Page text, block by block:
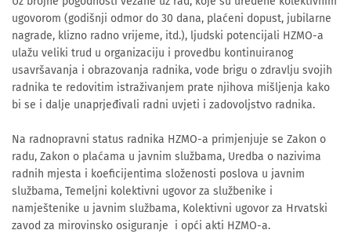
ugovorom (godišnji odmor do 30 dana, plaćeni dopust, jubilarne
nagrade, klizno radno vrijeme, itd.), ljudski potencijali HZMO-a
ulažu veliki trud u organizaciju i provedbu kontinuiranog
usavršavanja i obrazovanja radnika, vode brigu o zdravlju svojih
radnika te redovitim istraživanjem prate njihova mišljenja kako
bi se i dalje unaprjeđivali radni uvjeti i zadovoljstvo radnika.
Na radnopravni status radnika HZMO-a primjenjuje se Zakon o
radu, Zakon o plaćama u javnim službama, Uredba o nazivima
radnih mjesta i koeficijentima složenosti poslova u javnim
službama, Temeljni kolektivni ugovor za službenike i
namještenike u javnim službama, Kolektivni ugovor za Hrvatski
zavod za mirovinsko osiguranje i opći akti HZMO-a.